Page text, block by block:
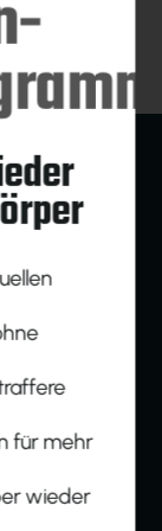
für mehr
wieder